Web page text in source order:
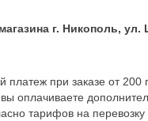
г. Никополь, ул.
платеж при заказе от 200
оплачиваете
тарифов на